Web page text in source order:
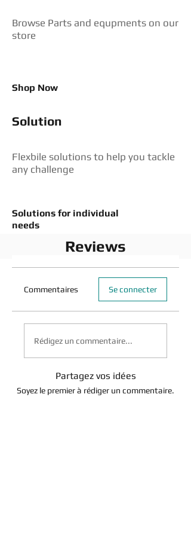
Browse Parts and equpments on our
store
Shop Now
Solution
Flexbile solutions to help you tackle
any challenge
Solutions for individual
needs
Reviews
Commentaires Se connecter
Rédigez un commentaire...
Partagez vos idées
Soyez le premier à rédiger un commentaire.